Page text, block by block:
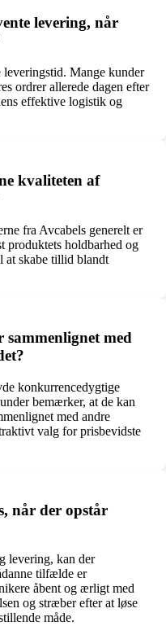
levering, når
leveringstid. Mange kunder
ordrer allerede dagen efter
effektive logistik og
kvaliteten af
fra Avcabels generelt er
produktets holdbarhed og
at skabe tillid blandt
sammenlignet med
konkurrencedygtige
bemærker, at de kan
med andre
valg for prisbevidste
når der opstår
levering, kan der
tilfælde er
åbent og ærligt med
og stræber efter at løse
måde.